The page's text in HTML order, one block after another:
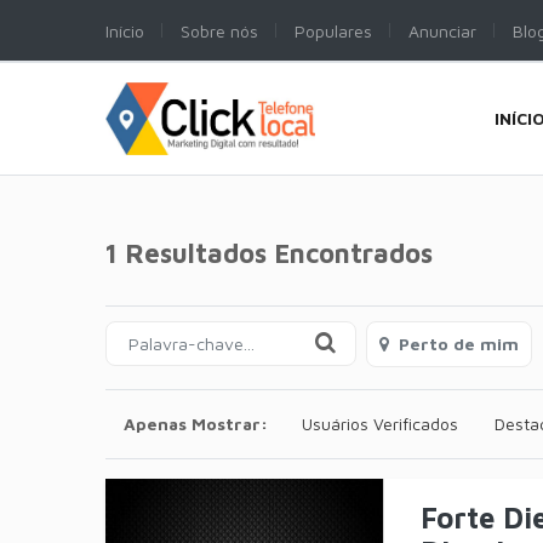
Início Sobre nós Populares Anunciar
INÍCIO
1 Resultados Encontrados
Perto de mim
Apenas Mostrar: Usuários Verificados
Forte